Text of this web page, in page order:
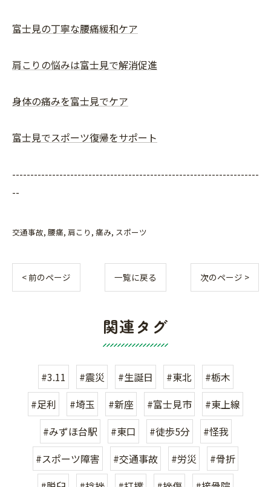
富士見の丁寧な腰痛緩和ケア
肩こりの悩みは富士見で解消促進
身体の痛みを富士見でケア
富士見でスポーツ復帰をサポート
--------------------------------------------------------------------
--
交通事故 腰痛 肩こり 痛み スポーツ
< 前のページ 一覧に戻る 次のページ >
関連タグ
#3.11 #震災 #生誕日 #東北
#栃木
#足利
#埼玉 #新座 #富士見市
#東上線
#みずほ台駅
#東口 #徒歩5分
#怪我
#スポーツ障害
#交通事故 #労災
#骨折